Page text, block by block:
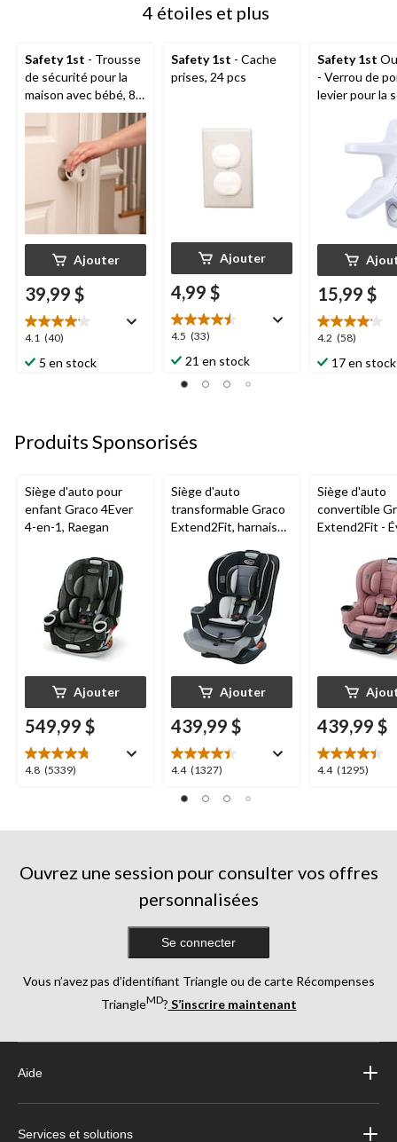
4 étoiles et plus
Safety 1st - Trousse
de sécurité pour la
maison avec bébé, 80
pcs
Ajouter
39,99 $
4.1 (40)
4.1
étoile(s)
sur
5 en stock
Safety 1st - Cache
prises, 24 pcs
Ajouter
4,99 $
4.5 (33)
4.5
étoile(s)
sur
5.
21 en stock
Safety 1st
- Verrou de
levier pour la
15,99 $
4.2 (58)
4.2
étoile(s)
sur
17 en stock
Produits Sponsorisés
Siège d'auto pour
enfant Graco 4Ever
4-en-1, Raegan
Ajouter
549,99 $
4.8 (5339)
4.8
Siège d'auto
transformable Graco
Extend2Fit, harnais
et l'avant, Gotham
Ajouter
439,99 $
4.4 (1327)
4.4
sur
Siège d'auto
convertible
Extend2Fit -
avec l'enfant,
l'orientation
l'arrière à
vers l'avant,
(4-65 lb), Talia
439,99 $
4.4 (1295)
4.4
Ouvrez une session pour consulter vos offres
personnalisées
Se connecter
Vous n’avez pas d’identifiant Triangle ou de carte Récompenses
TriangleMD? S’inscrire maintenant
Aide
Services et solutions